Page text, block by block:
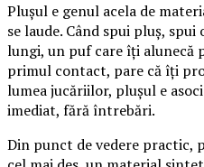
Plușul e genul acela de
se laude. Când spui pluș,
lungi, un puf care îți alunecă
primul contact, pare că îți
lumea jucăriilor, plușul e
imediat, fără întrebări.
Din punct de vedere practic,